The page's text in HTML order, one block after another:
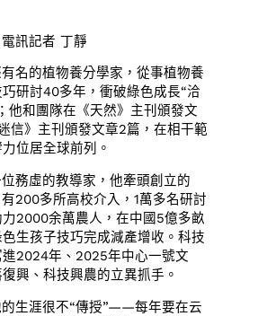
訊記者 丁靜
名的植物養分學家，從事植物養
研討40多年，衝破綠色成長“洽
他和團隊在《天然》主刊頒發文
信》主刊頒發文章2篇，在相干範
位居全球前列。
務虛的教導家，他牽頭創立的
200多所高校介入，1萬多名研討
2000余萬農人，在中國5億多畝
生孩子技巧完成減產增收。科技
2024年、2025年中心一號文
興、科技興農的立異抓手。
生涯很不“傳授”——每年要在云